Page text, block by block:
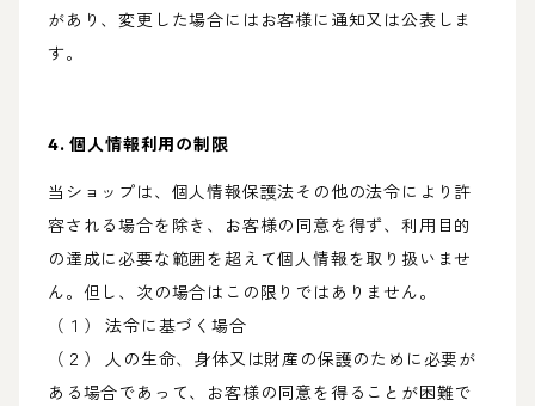
があり、変更した場合にはお客様に通知又は公表しま
す。
4. 個人情報利用の制限
当ショップは、個人情報保護法その他の法令により許
容される場合を除き、お客様の同意を得ず、利用目的
の達成に必要な範囲を超えて個人情報を取り扱いませ
ん。但し、次の場合はこの限りではありません。
（１） 法令に基づく場合
（２） 人の生命、身体又は財産の保護のために必要が
ある場合であって、お客様の同意を得ることが困難で